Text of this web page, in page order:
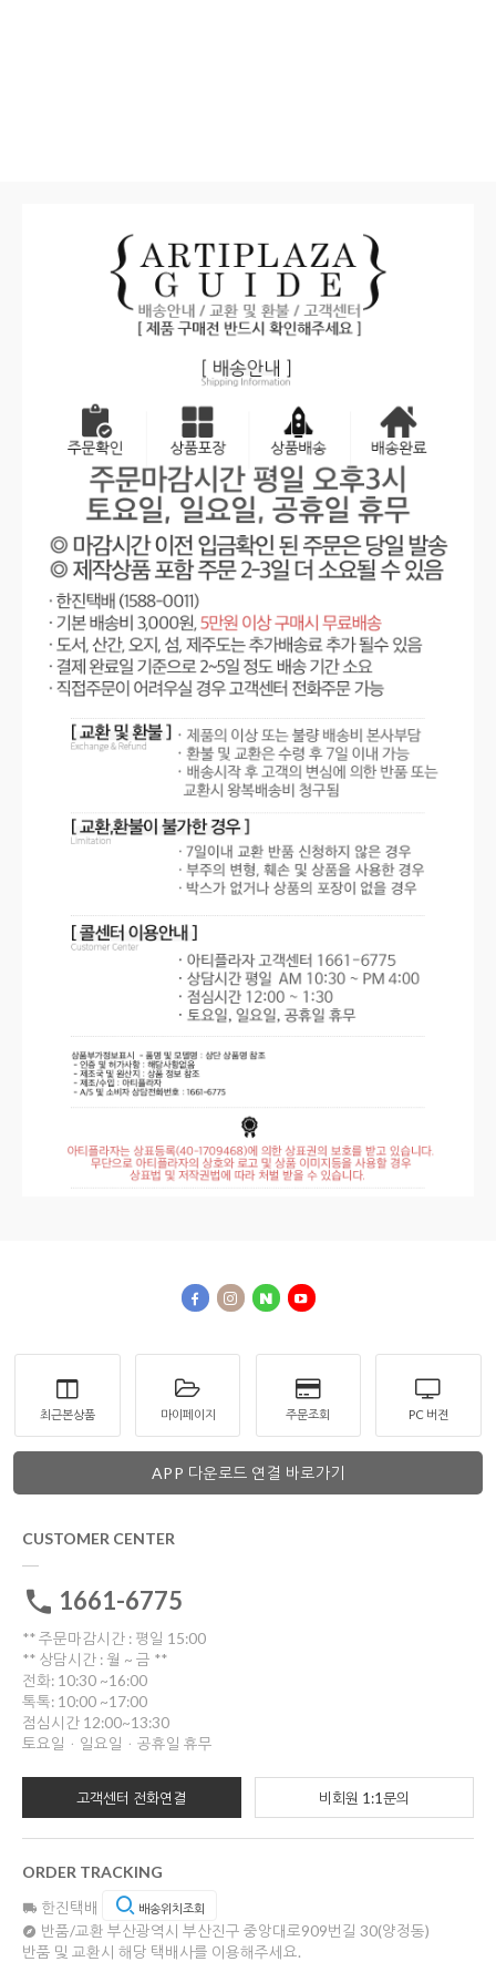
최근본상품 마이페이지 주문조회 PC 버젼
APP 다운로드 연결 바로가기
CUSTOMER CENTER
1661-6775
** 주문마감시간 : 평일 15:00
** 상담시간 : 월 ~ 금 **
전화: 10:30 ~16:00
톡톡: 10:00 ~17:00
점심시간 12:00~13:30
토요일ㆍ일요일ㆍ공휴일 휴무
고객센터 전화연결 비회원 1:1문의
ORDER TRACKING
한진택배 배송위치조회
반품/교환 부산광역시 부산진구 중앙대로909번길 30(양정동)
반품 및 교환시 해당 택배사를 이용해주세요.